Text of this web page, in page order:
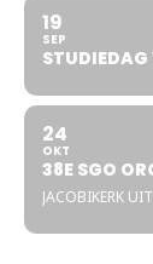
19
SEP
STUDIEDAG
24
OKT
38E SGO
JACOBIKERK